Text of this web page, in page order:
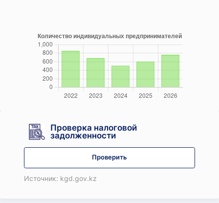
Проверка налоговой
задолженности
Проверить
Источник: kgd.gov.kz